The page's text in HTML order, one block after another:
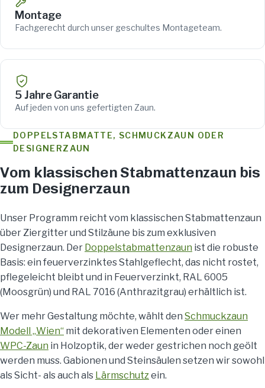
Montage
Fachgerecht durch unser geschultes Montageteam.
5 Jahre Garantie
Auf jeden von uns gefertigten Zaun.
DOPPELSTABMATTE, SCHMUCKZAUN ODER
DESIGNERZAUN
Vom klassischen Stabmattenzaun bis
zum Designerzaun
Unser Programm reicht vom klassischen Stabmattenzaun
über Ziergitter und Stilzäune bis zum exklusiven
Designerzaun. Der Doppelstabmattenzaun ist die robuste
Basis: ein feuerverzinktes Stahlgeflecht, das nicht rostet,
pflegeleicht bleibt und in Feuerverzinkt, RAL 6005
(Moosgrün) und RAL 7016 (Anthrazitgrau) erhältlich ist.
Wer mehr Gestaltung möchte, wählt den Schmuckzaun
Modell „Wien“ mit dekorativen Elementen oder einen
WPC-Zaun in Holzoptik, der weder gestrichen noch geölt
werden muss. Gabionen und Steinsäulen setzen wir sowohl
als Sicht- als auch als Lärmschutzein.